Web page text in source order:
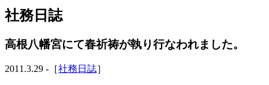
社務日誌
高根八幡宮にて春祈祷が執り行なわれました。
2011.3.29 -［社務日誌］